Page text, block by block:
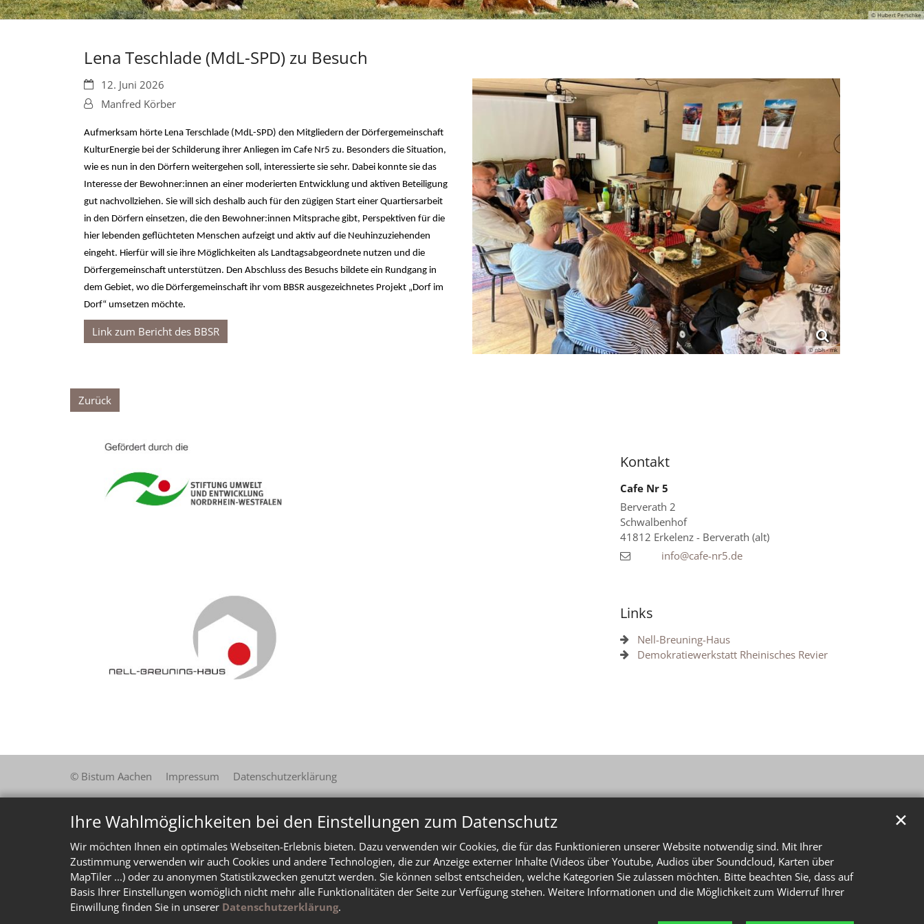
Ihre Wahlmöglichkeiten bei den Einstellungen zum Datenschutz
Wir möchten Ihnen ein optimales Webseiten-Erlebnis bieten. Dazu verwenden wir Cookies, die für das Funktionieren unserer Website notwendig sind. Mit Ihrer
Zustimmung verwenden wir auch Cookies und andere Technologien, die zur Anzeige externer Inhalte (Videos über Youtube, Audios über Soundcloud, Karten über
MapTiler ...) oder zu anonymen Statistikzwecken genutzt werden. Sie können selbst entscheiden, welche Kategorien Sie zulassen möchten. Bitte beachten Sie, dass auf
Basis Ihrer Einstellungen womöglich nicht mehr alle Funktionalitäten der Seite zur Verfügung stehen. Weitere Informationen und die Möglichkeit zum Widerruf Ihrer
Einwillung finden Sie in unserer Datenschutzerklärung.
✕
© Hubert Perschke
Lena Teschlade (MdL-SPD) zu Besuch
© nbh - mk
Datum:12. Juni 2026
Von:Manfred Körber
Aufmerksam hörte Lena Terschlade (MdL-SPD) den Mitgliedern der Dörfergemeinschaft
KulturEnergie bei der Schilderung ihrer Anliegen im Cafe Nr5 zu. Besonders die Situation,
wie es nun in den Dörfern weitergehen soll, interessierte sie sehr. Dabei konnte sie das
Interesse der Bewohner:innen an einer moderierten Entwicklung und aktiven Beteiligung
gut nachvollziehen. Sie will sich deshalb auch für den zügigen Start einer Quartiersarbeit
in den Dörfern einsetzen, die den Bewohner:innen Mitsprache gibt, Perspektiven für die
hier lebenden geflüchteten Menschen aufzeigt und aktiv auf die Neuhinzuziehenden
eingeht. Hierfür will sie ihre Möglichkeiten als Landtagsabgeordnete nutzen und die
Dörfergemeinschaft unterstützen. Den Abschluss des Besuchs bildete ein Rundgang in
dem Gebiet, wo die Dörfergemeinschaft ihr vom BBSR ausgezeichnetes Projekt „Dorf im
Dorf“ umsetzen möchte.
Link zum Bericht des BBSR
Zurück
Kontakt
Cafe Nr 5
Berverath 2
Schwalbenhof
41812 Erkelenz - Berverath (alt)
info@cafe-nr5.de
Links
Nell-Breuning-Haus
Demokratiewerkstatt Rheinisches Revier
© Bistum Aachen Impressum Datenschutzerklärung